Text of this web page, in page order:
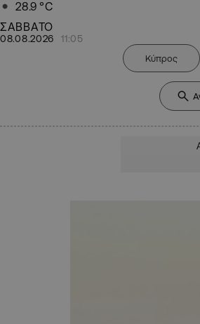
28.9 °C
ΣΑΒΒΑΤΟ
08.08.2026 11:05
Κύπρος